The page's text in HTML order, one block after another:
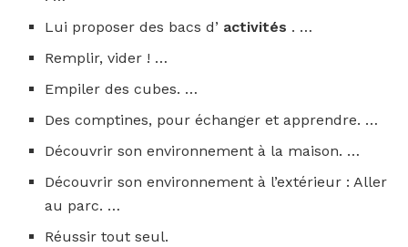
Lui proposer des bacs d’ activités . …
Remplir, vider ! …
Empiler des cubes. …
Des comptines, pour échanger et apprendre. …
Découvrir son environnement à la maison. …
Découvrir son environnement à l’extérieur : Aller
au parc. …
Réussir tout seul.